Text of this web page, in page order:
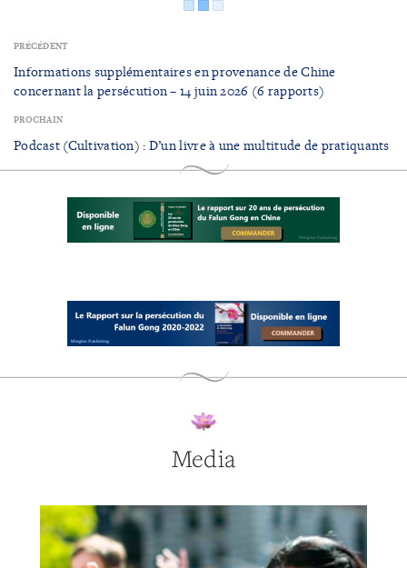
PRÉCÉDENT
Informations supplémentaires en provenance de Chine
concernant la persécution – 14 juin 2026 (6 rapports)
PROCHAIN
Podcast (Cultivation) : D’un livre à une multitude de pratiquants
Media